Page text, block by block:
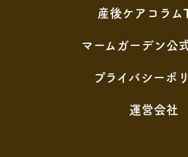
産後ケアコラム
マームガーデン公
プライバシーポ
運営会社